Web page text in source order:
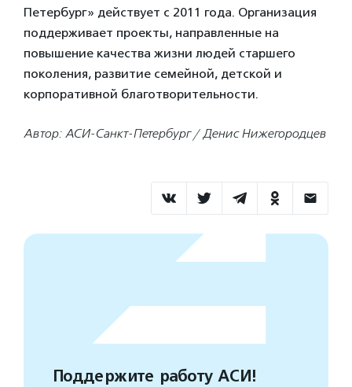
Петербург» действует с 2011 года. Организация
поддерживает проекты, направленные на
повышение качества жизни людей старшего
поколения, развитие семейной, детской и
корпоративной благотворительности.
Автор: АСИ-Санкт-Петербург / Денис Нижегородцев
Поддержите работу АСИ!